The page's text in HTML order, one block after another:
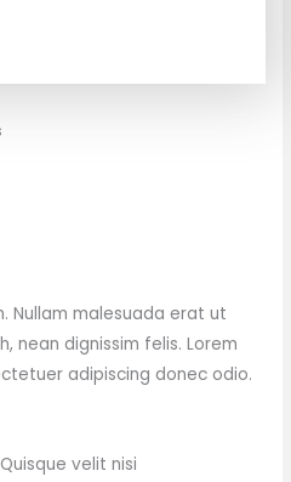
Nullam malesuada erat ut
nean dignissim felis. Lorem
adipiscing donec odio.
velit nisi